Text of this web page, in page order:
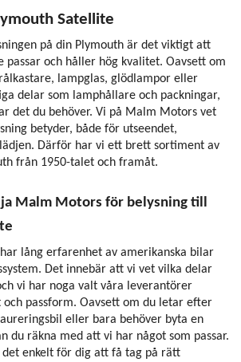
Satellite
på din Plymouth är det viktigt att
passar och håller hög kvalitet. Oavsett om
lampglas, glödlampor eller
delar som lamphållare och packningar,
det du behöver. Vi på Malm Motors vet
betyder, både för utseendet,
Därför har vi ett brett sortiment av
från 1950-talet och framåt.
Malm Motors för belysning till
lång erfarenhet av amerikanska bilar
Det innebär att vi vet vilka delar
vi har noga valt våra leverantörer
passform. Oavsett om du letar efter
eller bara behöver byta en
du räkna med att vi har något som passar.
enkelt för dig att få tag på rätt